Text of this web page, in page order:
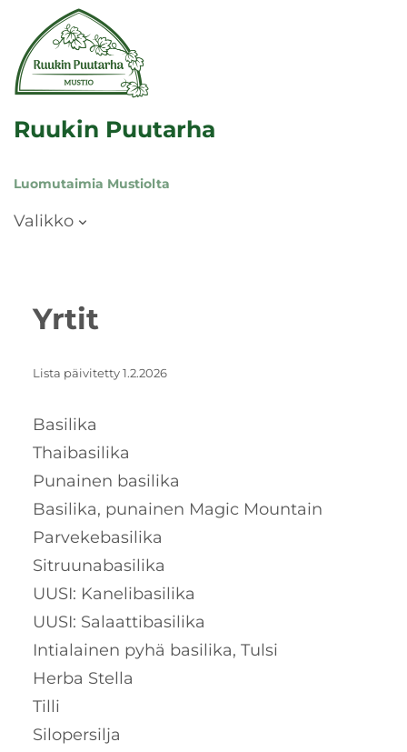
Ruukin Puutarha
Luomutaimia Mustiolta
Valikko
Yrtit
Lista päivitetty 1.2.2026
Basilika
Thaibasilika
Punainen basilika
Basilika, punainen Magic Mountain
Parvekebasilika
Sitruunabasilika
UUSI: Kanelibasilika
UUSI: Salaattibasilika
Intialainen pyhä basilika, Tulsi
Herba Stella
Tilli
Silopersilja